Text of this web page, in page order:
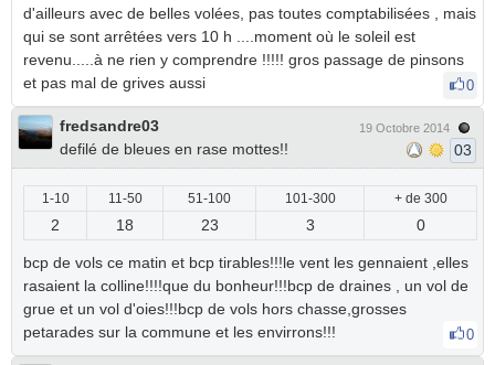
d'ailleurs avec de belles volées, pas toutes comptabilisées , mais
qui se sont arrêtées vers 10 h ....moment où le soleil est
revenu.....à ne rien y comprendre !!!!! gros passage de pinsons
et pas mal de grives aussi
0
fredsandre03
defilé de bleues en rase mottes!!
19 Octobre 2014
03
1-10 11-50 51-100 101-300 + de 300
2 18 23 3 0
bcp de vols ce matin et bcp tirables!!!le vent les gennaient ,elles
rasaient la colline!!!!que du bonheur!!!bcp de draines , un vol de
grue et un vol d'oies!!!bcp de vols hors chasse,grosses
petarades sur la commune et les envirrons!!!
0